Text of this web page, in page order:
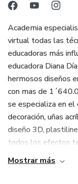
Academia
virtual todas las
educadoras más
educadora Diana
hermosos diseños
con mas de
se especializa en
decoración, uñas
diseño 3D,
todos los efectos
Mostrar más